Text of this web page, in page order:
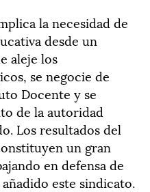
la necesidad de
desde un
aleje los
se negocie de
Docente y se
de la autoridad
Los resultados del
un gran
en defensa de
este sindicato.